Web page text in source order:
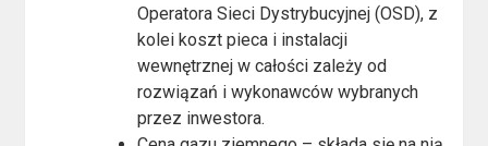
Operatora Sieci Dystrybucyjnej (OSD), z
kolei koszt pieca i instalacji
wewnętrznej w całości zależy od
rozwiązań i wykonawców wybranych
przez inwestora.